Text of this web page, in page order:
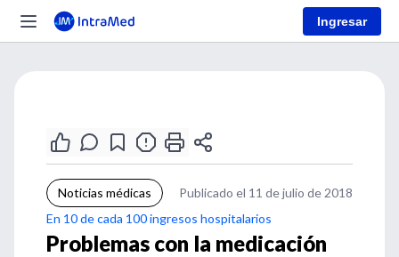
Ingresar
Noticias médicas
Publicado el 11 de julio de 2018
En 10 de cada 100 ingresos hospitalarios
Problemas con la medicación